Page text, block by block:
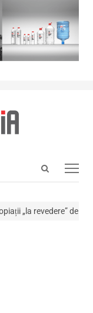
Open
revedere” de la…